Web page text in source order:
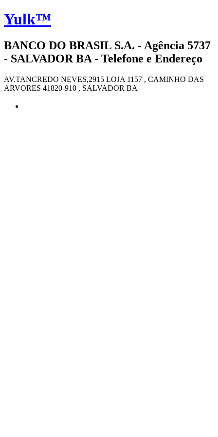
Yulk™
BANCO DO BRASIL S.A. - Agência 5737
- SALVADOR BA - Telefone e Endereço
AV.TANCREDO NEVES,2915 LOJA 1157 , CAMINHO DAS
ARVORES 41820-910 , SALVADOR BA